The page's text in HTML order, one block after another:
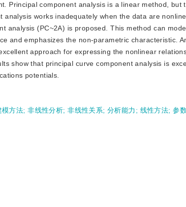
Principal component analysis is a linear method, but
works inadequately when the data are
analysis (PC~2A) is proposed. This method can
and emphasizes the non-parametric characteristic.
approach for expressing the nonlinear
show that principal curve component analysis is
potentials.
模方法;非线性分析;非线性关系;分析能力 ; 线性方法;参